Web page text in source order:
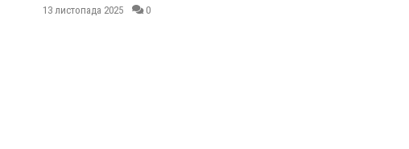
13 листопада 2025 0